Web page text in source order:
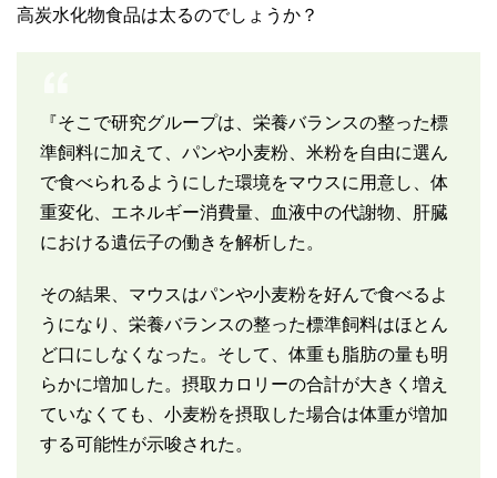
高炭水化物食品は太るのでしょうか？
『そこで研究グループは、栄養バランスの整った標
準飼料に加えて、パンや小麦粉、米粉を自由に選ん
で食べられるようにした環境をマウスに用意し、体
重変化、エネルギー消費量、血液中の代謝物、肝臓
における遺伝子の働きを解析した。
その結果、マウスはパンや小麦粉を好んで食べるよ
うになり、栄養バランスの整った標準飼料はほとん
ど口にしなくなった。そして、体重も脂肪の量も明
らかに増加した。摂取カロリーの合計が大きく増え
ていなくても、小麦粉を摂取した場合は体重が増加
する可能性が示唆された。